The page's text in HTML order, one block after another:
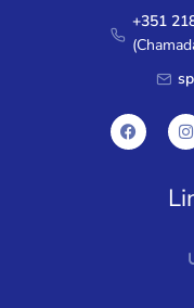
+351